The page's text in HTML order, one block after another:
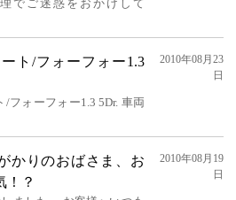
でご迷惑をおかけして
ト/フォーフォー1.3
フォーフォー1.3 5Dr. 車両
2010年08月23
日
かりのおばさま、お
！？
2010年08月19
日